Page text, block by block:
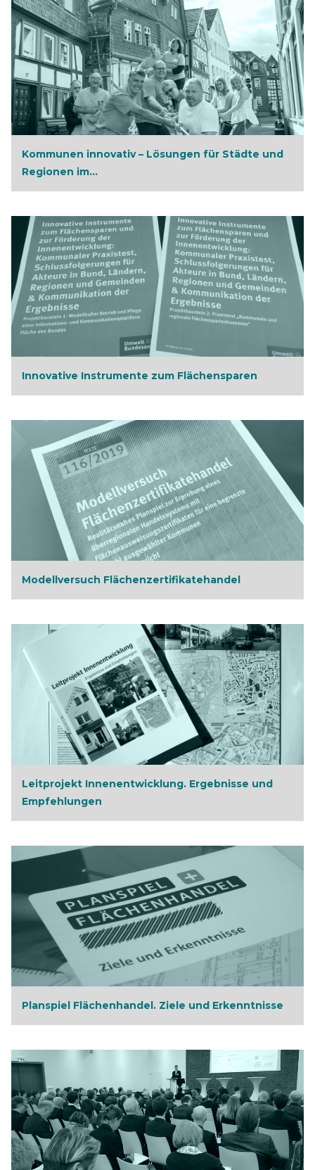
Kommunen innovativ – Lösungen für Städte und
Regionen im...
Innovative Instrumente zum Flächensparen
Modellversuch Flächenzertifikatehandel
Leitprojekt Innenentwicklung. Ergebnisse und
Empfehlungen
Planspiel Flächenhandel. Ziele und Erkenntnisse